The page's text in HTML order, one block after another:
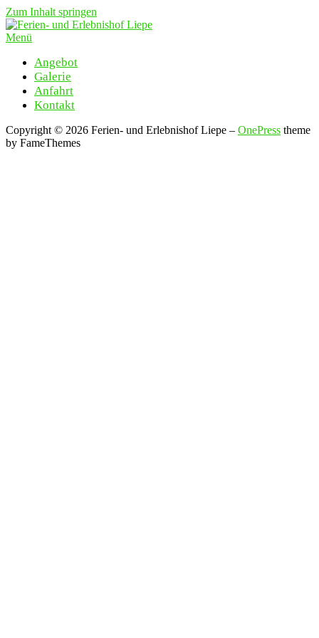
Zum Inhalt springen
Menü
Angebot
Galerie
Anfahrt
Kontakt
Copyright © 2026 Ferien- und Erlebnishof Liepe – OnePress theme
by FameThemes